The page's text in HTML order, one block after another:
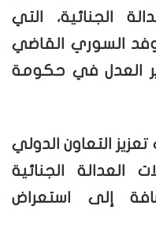
الجنائية، التي
السوري القاضي
العدل في حكومة
التعاون الدولي
العدالة الجنائية
إلى استعراض